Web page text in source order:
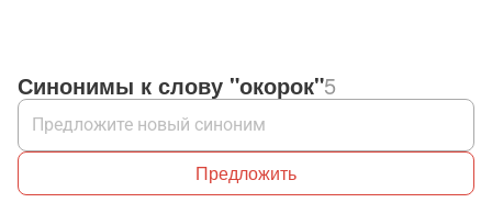
Синонимы к слову "окорок"5
Предложить